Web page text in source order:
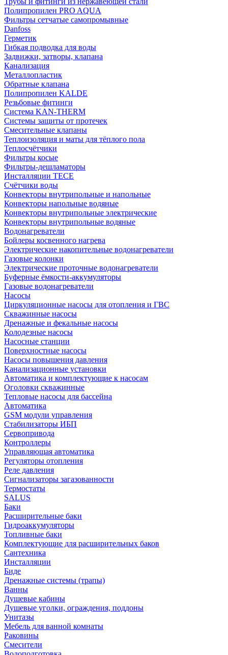
Полипропилен PRO AQUA
Фильтры сетчатые самопромывные
Danfoss
Герметик
Гибкая подводка для воды
Задвижки, затворы, клапана
Канализация
Металлопластик
Обратные клапана
Полипропилен KALDE
Резьбовые фитинги
Система KAN-THERM
Системы защиты от протечек
Смесительные клапаны
Теплоизоляция и маты для тёплого пола
Теплосчётчики
Фильтры косые
Фильтры-дешламаторы
Инсталляции TECE
Счётчики воды
Конвекторы внутрипольные и напольные
Конвекторы напольные водяные
Конвекторы внутрипольные электрические
Конвекторы внутрипольные водяные
Водонагреватели
Бойлеры косвенного нагрева
Электрические накопительные водонагреватели
Газовые колонки
Электрические проточные водонагреватели
Буферные ёмкости-аккумуляторы
Газовые водонагреватели
Насосы
Циркуляционные насосы для отопления и ГВС
Скважинные насосы
Дренажные и фекальные насосы
Колодезные насосы
Насосные станции
Поверхностные насосы
Насосы повышения давления
Канализационные установки
Автоматика и комплектующие к насосам
Оголовки скважинные
Тепловые насосы для бассейна
Автоматика
GSM модули управления
Стабилизаторы ИБП
Сервопривода
Контроллеры
Управляющая автоматика
Регуляторы отопления
Реле давления
Сигнализаторы загазованности
Термостаты
SALUS
Баки
Расширительные баки
Гидроаккумуляторы
Топливные баки
Комплектующие для расширительных баков
Сантехника
Инсталляции
Биде
Дренажные системы (трапы)
Ванны
Душевые кабины
Душевые уголки, ограждения, поддоны
Унитазы
Мебель для ванной комнаты
Раковины
Смесители